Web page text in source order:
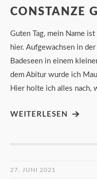
CONSTANZE
Guten Tag, mein Name
hier. Aufgewachsen in
Badeseen in einem
dem Abitur wurde ich
Hier holte ich alles nach,
WEITERLESEN
27. JUNI 2021